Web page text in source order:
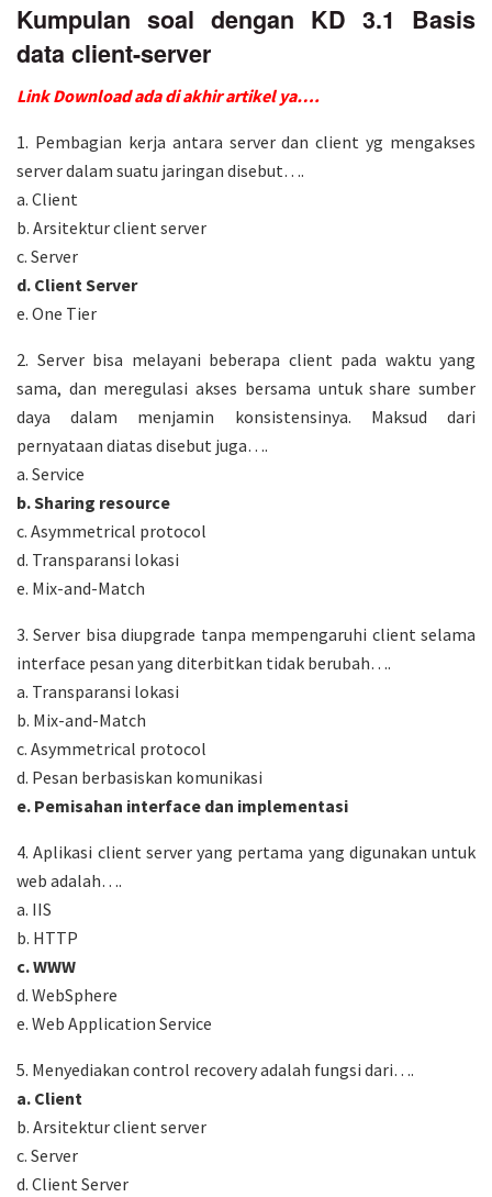
Kumpulan soal dengan KD 3.1 Basis
data client-server
Link Download ada di akhir artikel ya….
1. Pembagian kerja antara server dan client yg mengakses
server dalam suatu jaringan disebut….
a. Client
b. Arsitektur client server
c. Server
d. Client Server
e. One Tier
2. Server bisa melayani beberapa client pada waktu yang
sama, dan meregulasi akses bersama untuk share sumber
daya dalam menjamin konsistensinya. Maksud dari
pernyataan diatas disebut juga….
a. Service
b. Sharing resource
c. Asymmetrical protocol
d. Transparansi lokasi
e. Mix-and-Match
3. Server bisa diupgrade tanpa mempengaruhi client selama
interface pesan yang diterbitkan tidak berubah….
a. Transparansi lokasi
b. Mix-and-Match
c. Asymmetrical protocol
d. Pesan berbasiskan komunikasi
e. Pemisahan interface dan implementasi
4. Aplikasi client server yang pertama yang digunakan untuk
web adalah….
a. IIS
b. HTTP
c. WWW
d. WebSphere
e. Web Application Service
5. Menyediakan control recovery adalah fungsi dari….
a. Client
b. Arsitektur client server
c. Server
d. Client Server